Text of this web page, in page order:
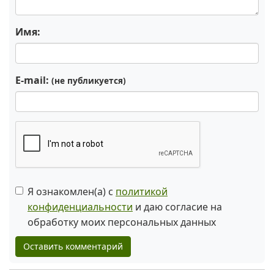
Имя:
E-mail: (не публикуется)
Я ознакомлен(а) с политикой
конфиденциальности и даю согласие на
обработку моих персональных данных
Оставить комментарий